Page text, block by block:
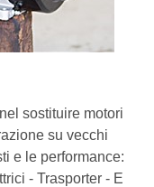
sostituire motori
su vecchi
e le performance:
- Trasporter - E